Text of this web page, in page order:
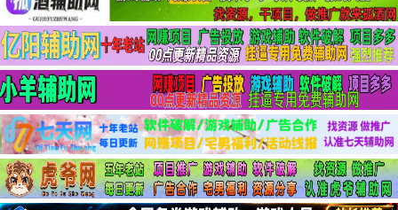
单机游戏
社交娱乐
系统工具
活动线报
常用办公
源码收集